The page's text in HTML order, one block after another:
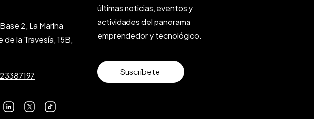
2, La Marina
de la Travesía, 15B,
últimas noticias, eventos y
actividades del panorama
emprendedor y tecnológico.
Suscríbete